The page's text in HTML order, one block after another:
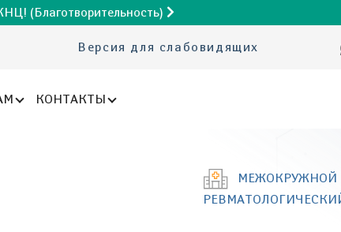
(Благотворительность)
Версия для слабовидящих
КОНТАКТЫ
МЕЖОКРУЖНОЙ